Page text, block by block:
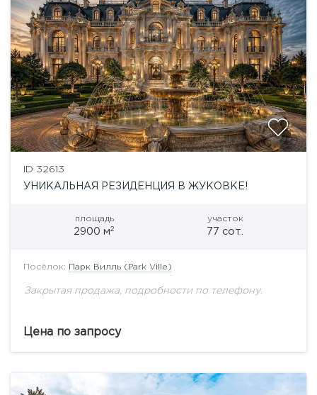
ID 32613
УНИКАЛЬНАЯ РЕЗИДЕНЦИЯ В ЖУКОВКЕ!
площадь
2900 м2
участок
77 сот.
Посёлок: Парк Вилль (Park Ville)
Закрытая продажа, подробности по телефону.
Цена по запросу